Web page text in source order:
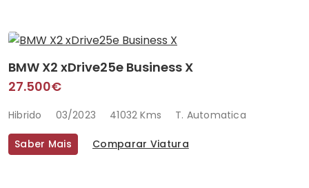
BMW X2 xDrive25e Business X
27.500€
Hibrido 03/2023 41032 Kms T. Automatica
Saber Mais Comparar Viatura